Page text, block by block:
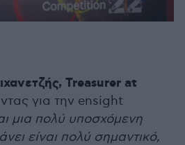
Treasurer at
για την ensight
μια πολύ υποσχόμενη
είναι πολύ σημαντικό,